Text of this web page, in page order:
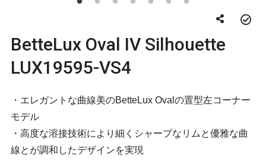
BetteLux Oval IV Silhouette
LUX19595-VS4
・エレガントな曲線美のBetteLux Ovalの置型左コーナー
モデル
・高度な溶接技術により細くシャープなリムと優雅な曲
線とが調和したデザインを実現